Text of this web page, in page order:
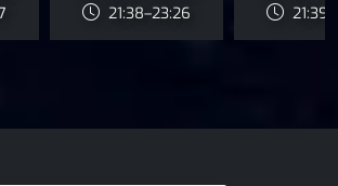
21:38–23:26